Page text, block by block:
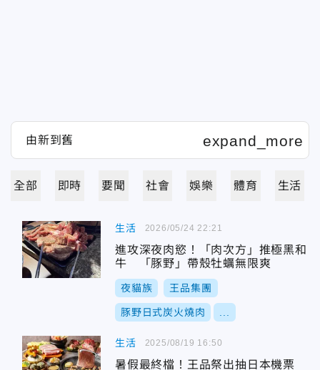
全部 即時 要聞 社會 娛樂 體育 生活
生活
進攻深夜肉慾！「肉次方」推極黑和
牛 「豚野」帶殼牡蠣無限爽
夜貓族 王品集團
豚野日式炭火燒肉
2026/05/24 22:21
生活
暑假最終檔！王品祭出抽日本機票
2025/08/19 16:50